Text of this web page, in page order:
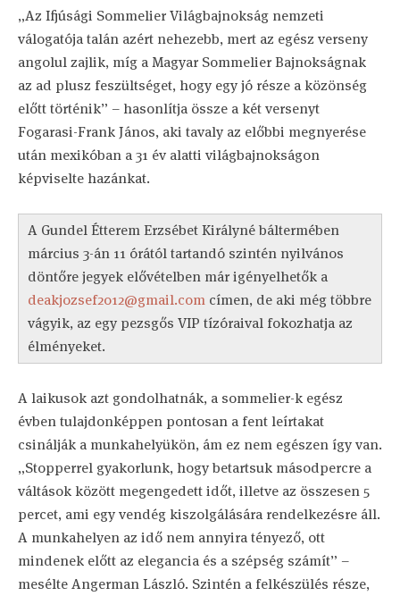
„Az Ifjúsági Sommelier Világbajnokság nemzeti
válogatója talán azért nehezebb, mert az egész verseny
angolul zajlik, míg a Magyar Sommelier Bajnokságnak
az ad plusz feszültséget, hogy egy jó része a közönség
előtt történik” – hasonlítja össze a két versenyt
Fogarasi-Frank János, aki tavaly az előbbi megnyerése
után mexikóban a 31 év alatti világbajnokságon
képviselte hazánkat.
A Gundel Étterem Erzsébet Királyné báltermében
március 3-án 11 órától tartandó szintén nyilvános
döntőre jegyek elővételben már igényelhetők a
deakjozsef2012@gmail.com címen, de aki még többre
vágyik, az egy pezsgős VIP tízóraival fokozhatja az
élményeket.
A laikusok azt gondolhatnák, a sommelier-k egész
évben tulajdonképpen pontosan a fent leírtakat
csinálják a munkahelyükön, ám ez nem egészen így van.
„Stopperrel gyakorlunk, hogy betartsuk másodpercre a
váltások között megengedett időt, illetve az összesen 5
percet, ami egy vendég kiszolgálására rendelkezésre áll.
A munkahelyen az idő nem annyira tényező, ott
mindenek előtt az elegancia és a szépség számít” –
mesélte Angerman László. Szintén a felkészülés része,